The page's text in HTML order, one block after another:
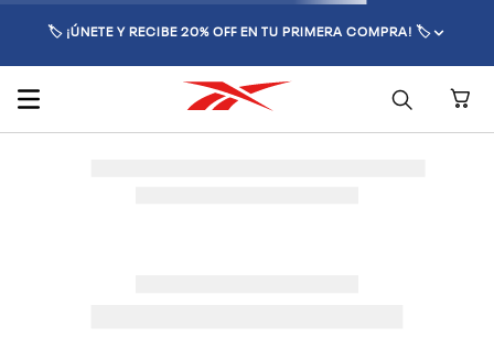
🏷️ ¡ÚNETE Y RECIBE 20% OFF EN TU PRIMERA COMPRA! 🏷️